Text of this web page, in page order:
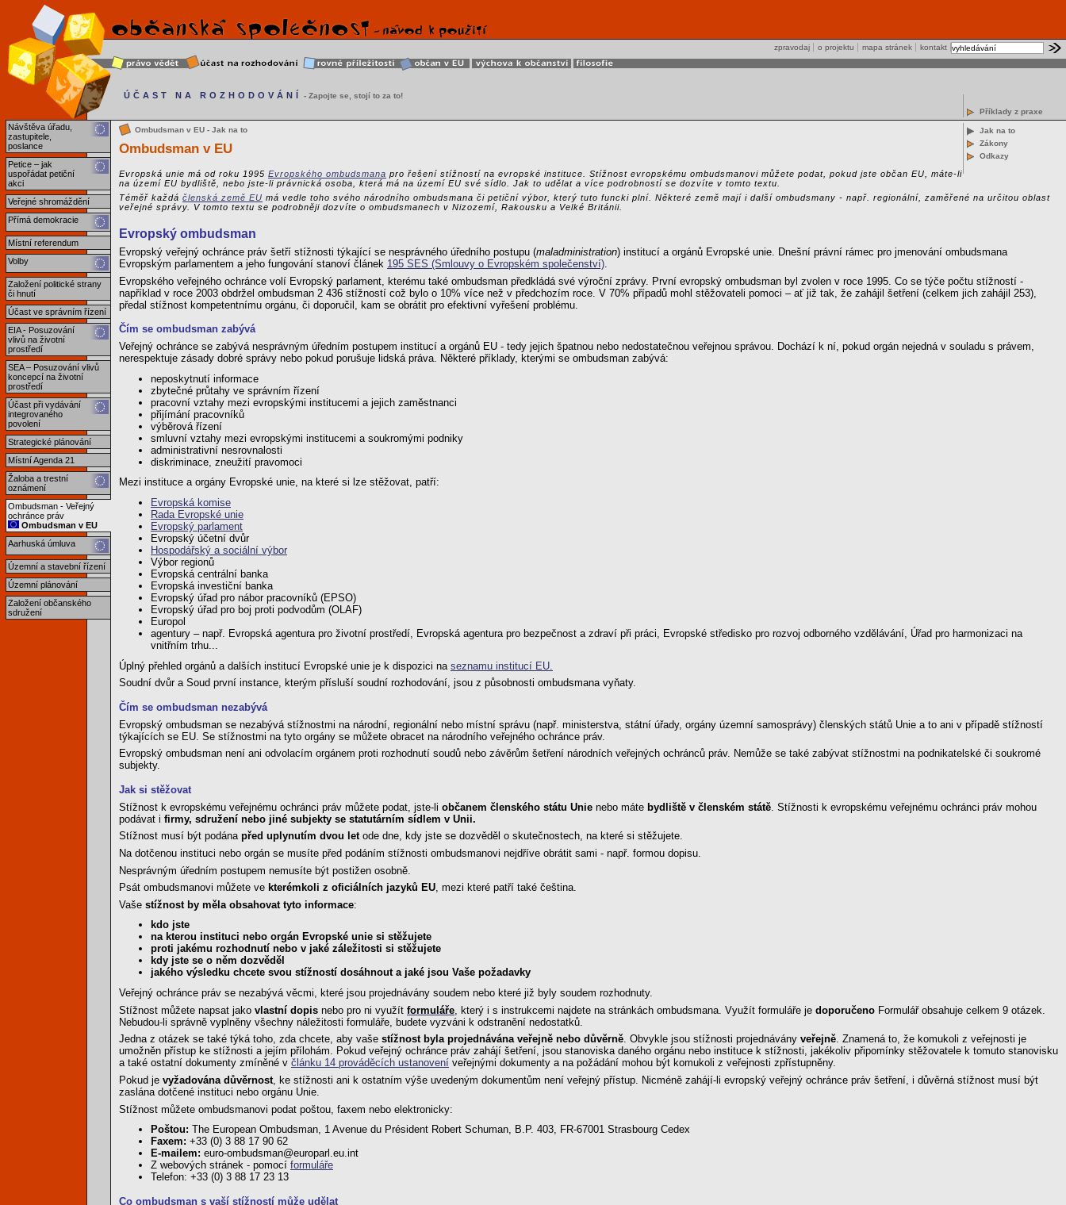
kontakt
mapa stránek
o projektu
zpravodaj
Návštěva úřadu,
zastupitele,
poslance
Petice – jak
uspořádat petiční
akci
Veřejné shromáždění
Přímá demokracie
Místní referendum
Volby
Založení politické strany
či hnutí
Účast ve správním řízení
EIA - Posuzování
vlivů na životní
prostředí
SEA – Posuzování vlivů
koncepcí na životní
prostředí
Účast při vydávání
integrovaného
povolení
Strategické plánování
Místní Agenda 21
Žaloba a trestní
oznámení
Ombudsman - Veřejný
ochránce práv
Ombudsman v EU
Aarhuská úmluva
Územní a stavební řízení
Územní plánování
Založení občanského
sdružení
ÚČAST NA ROZHODOVÁNÍ
- Zapojte se, stojí to za to!
Příklady z praxe
Jak na to
Zákony
Odkazy
Ombudsman v EU - Jak na to
Ombudsman v EU
Evropská unie má od roku 1995 Evropského ombudsmana pro řešení stížností na evropské instituce. Stížnost evropskému ombudsmanovi můžete podat, pokud jste občan EU, máte-li
na území EU bydliště, nebo jste-li právnická osoba, která má na území EU své sídlo. Jak to udělat a více podrobností se dozvíte v tomto textu.
Téměř každá členská země EU má vedle toho svého národního ombudsmana či petiční výbor, který tuto funcki plní. Některé země mají i další ombudsmany - např. regionální, zaměřené na určitou oblast
veřejné správy. V tomto textu se podrobněji dozvíte o ombudsmanech v Nizozemí, Rakousku a Velké Británii.
Evropský ombudsman
Evropský veřejný ochránce práv šetří stížnosti týkající se nesprávného úředního postupu (maladministration) institucí a orgánů Evropské unie. Dnešní právní rámec pro jmenování ombudsmana
Evropským parlamentem a jeho fungování stanoví článek 195 SES (Smlouvy o Evropském společenství).
Evropského veřejného ochránce volí Evropský parlament, kterému také ombudsman předkládá své výroční zprávy. První evropský ombudsman byl zvolen v roce 1995. Co se týče počtu stížností -
například v roce 2003 obdržel ombudsman 2 436 stížností což bylo o 10% více než v předchozím roce. V 70% případů mohl stěžovateli pomoci – ať již tak, že zahájil šetření (celkem jich zahájil 253),
předal stížnost kompetentnímu orgánu, či doporučil, kam se obrátit pro efektivní vyřešení problému.
Čím se ombudsman zabývá
Veřejný ochránce se zabývá nesprávným úředním postupem institucí a orgánů EU - tedy jejich špatnou nebo nedostatečnou veřejnou správou. Dochází k ní, pokud orgán nejedná v souladu s právem,
nerespektuje zásady dobré správy nebo pokud porušuje lidská práva. Některé příklady, kterými se ombudsman zabývá:
neposkytnutí informace
zbytečné průtahy ve správním řízení
pracovní vztahy mezi evropskými institucemi a jejich zaměstnanci
přijímání pracovníků
výběrová řízení
smluvní vztahy mezi evropskými institucemi a soukromými podniky
administrativní nesrovnalosti
diskriminace, zneužití pravomoci
Mezi instituce a orgány Evropské unie, na které si lze stěžovat, patří:
Evropská komise
Rada Evropské unie
Evropský parlament
Evropský účetní dvůr
Hospodářský a sociální výbor
Výbor regionů
Evropská centrální banka
Evropská investiční banka
Evropský úřad pro nábor pracovníků (EPSO)
Evropský úřad pro boj proti podvodům (OLAF)
Europol
agentury – např. Evropská agentura pro životní prostředí, Evropská agentura pro bezpečnost a zdraví při práci, Evropské středisko pro rozvoj odborného vzdělávání, Úřad pro harmonizaci na
vnitřním trhu...
Úplný přehled orgánů a dalších institucí Evropské unie je k dispozici na seznamu institucí EU.
Soudní dvůr a Soud první instance, kterým přísluší soudní rozhodování, jsou z působnosti ombudsmana vyňaty.
Čím se ombudsman nezabývá
Evropský ombudsman se nezabývá stížnostmi na národní, regionální nebo místní správu (např. ministerstva, státní úřady, orgány územní samosprávy) členských států Unie a to ani v případě stížností
týkajících se EU. Se stížnostmi na tyto orgány se můžete obracet na národního veřejného ochránce práv.
Evropský ombudsman není ani odvolacím orgánem proti rozhodnutí soudů nebo závěrům šetření národních veřejných ochránců práv. Nemůže se také zabývat stížnostmi na podnikatelské či soukromé
subjekty.
Jak si stěžovat
Stížnost k evropskému veřejnému ochránci práv můžete podat, jste-li občanem členského státu Unie nebo máte bydliště v členském státě . Stížnosti k evropskému veřejnému ochránci práv mohou
podávat i firmy, sdružení nebo jiné subjekty se statutárním sídlem v Unii.
Stížnost musí být podána před uplynutím dvou letode dne, kdy jste se dozvěděl o skutečnostech, na které si stěžujete.
Na dotčenou instituci nebo orgán se musíte před podáním stížnosti ombudsmanovi nejdříve obrátit sami - např. formou dopisu.
Nesprávným úředním postupem nemusíte být postižen osobně.
Psát ombudsmanovi můžete ve kterémkoli z oficiálních jazyků EU, mezi které patří také čeština.
Vaše stížnost by měla obsahovat tyto informace:
kdo jste
na kterou instituci nebo orgán Evropské unie si stěžujete
proti jakému rozhodnutí nebo v jaké záležitosti si stěžujete
kdy jste se o něm dozvěděl
jakého výsledku chcete svou stížností dosáhnout a jaké jsou Vaše požadavky
Veřejný ochránce práv se nezabývá věcmi, které jsou projednávány soudem nebo které již byly soudem rozhodnuty.
Stížnost můžete napsat jako vlastní dopis nebo pro ni využít formuláře , který i s instrukcemi najdete na stránkách ombudsmana. Využít formuláře je doporučeno Formulář obsahuje celkem 9 otázek.
Nebudou-li správně vyplněny všechny náležitosti formuláře, budete vyzváni k odstranění nedostatků.
Jedna z otázek se také týká toho, zda chcete, aby vaše stížnost byla projednávána veřejně nebo důvěrně. Obvykle jsou stížnosti projednávány veřejně. Znamená to, že komukoli z veřejnosti je
umožněn přístup ke stížnosti a jejím přílohám. Pokud veřejný ochránce práv zahájí šetření, jsou stanoviska daného orgánu nebo instituce k stížnosti, jakékoliv připomínky stěžovatele k tomuto stanovisku
a také ostatní dokumenty zmíněné v článku 14 prováděcích ustanovení veřejnými dokumenty a na požádání mohou být komukoli z veřejnosti zpřístupněny.
Pokud je vyžadována důvěrnost, ke stížnosti ani k ostatním výše uvedeným dokumentům není veřejný přístup. Nicméně zahájí-li evropský veřejný ochránce práv šetření, i důvěrná stížnost musí být
zaslána dotčené instituci nebo orgánu Unie.
Stížnost můžete ombudsmanovi podat poštou, faxem nebo elektronicky:
Poštou: The European Ombudsman, 1 Avenue du Président Robert Schuman, B.P. 403, FR-67001 Strasbourg Cedex
Faxem: +33 (0) 3 88 17 90 62
E-mailem: euro-ombudsman@europarl.eu.int
Z webových stránek - pomocí formuláře
Telefon: +33 (0) 3 88 17 23 13
Co ombudsman s vaší stížností může udělat